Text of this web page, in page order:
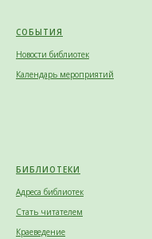
СОБЫТИЯ
Новости библиотек
Календарь мероприятий
БИБЛИОТЕКИ
Адреса библиотек
Стать читателем
Краеведение